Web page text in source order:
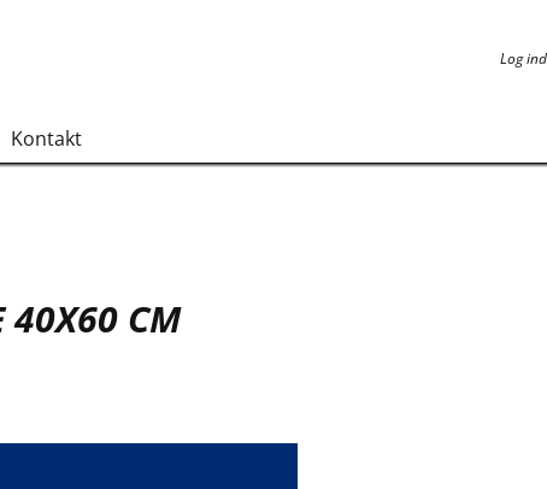
Log ind
Kontakt
40X60 CM